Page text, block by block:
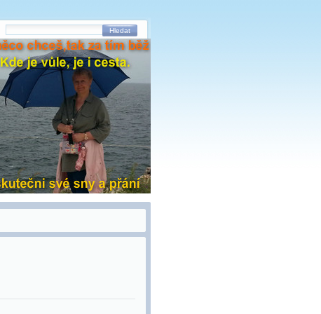
Hledat